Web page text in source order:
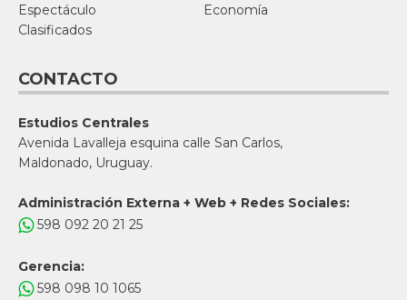
Espectáculo
Economía
Clasificados
CONTACTO
Estudios Centrales
Avenida Lavalleja esquina calle San Carlos,
Maldonado, Uruguay.
Administración Externa + Web + Redes Sociales:
598 092 20 21 25
Gerencia:
598 098 10 1065